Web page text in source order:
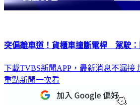
突偏離車道！貨櫃車撞斷電桿 駕駛：
下載TVBS新聞APP，最新消息不漏接
重點新聞一次看